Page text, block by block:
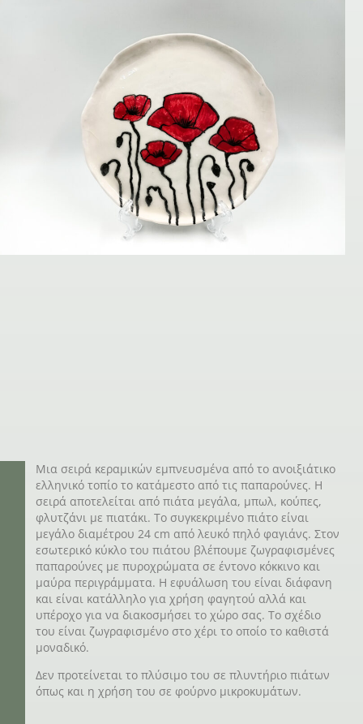
Μια σειρά κεραμικών εμπνευσμένα από το ανοιξιάτικο
ελληνικό τοπίο το κατάμεστο από τις παπαρούνες. Η
σειρά αποτελείται από πιάτα μεγάλα, μπωλ, κούπες,
φλυτζάνι με πιατάκι. Το συγκεκριμένο πιάτο είναι
μεγάλο διαμέτρου 24 cm από λευκό πηλό φαγιάνς. Στον
εσωτερικό κύκλο του πιάτου βλέπουμε ζωγραφισμένες
παπαρούνες με πυροχρώματα σε έντονο κόκκινο και
μαύρα περιγράμματα. Η εφυάλωση του είναι διάφανη
και είναι κατάλληλο για χρήση φαγητού αλλά και
υπέροχο για να διακοσμήσει το χώρο σας. Το σχέδιο
του είναι ζωγραφισμένο στο χέρι το οποίο το καθιστά
μοναδικό.
Δεν προτείνεται το πλύσιμο του σε πλυντήριο πιάτων
όπως και η χρήση του σε φούρνο μικροκυμάτων.